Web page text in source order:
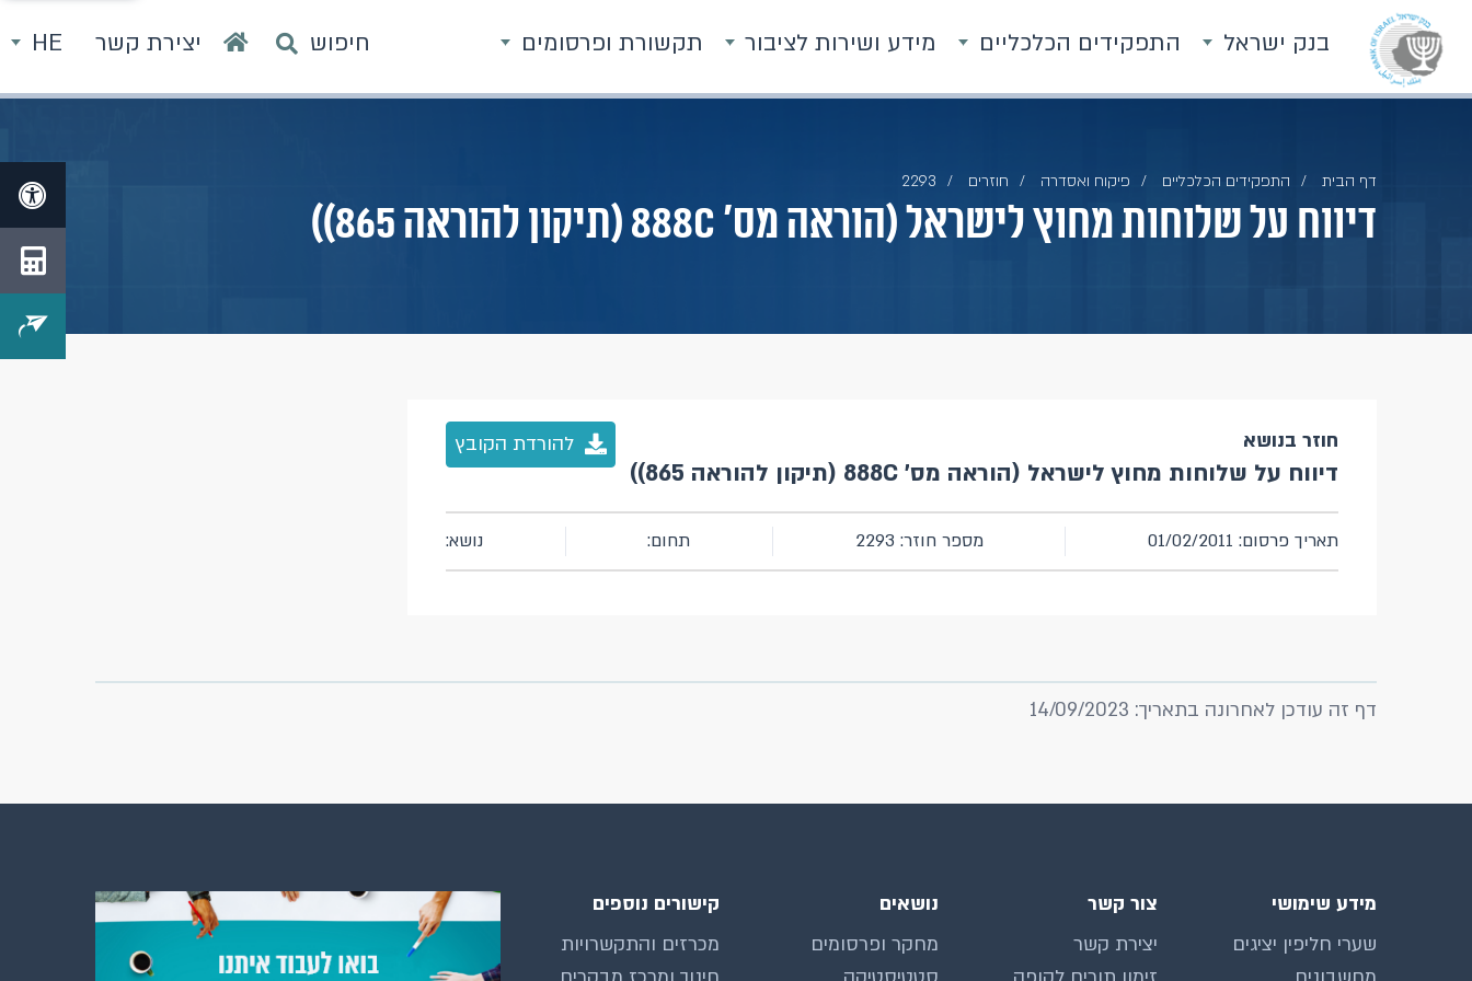
בנק ישראל התפקידים הכלכליים מידע ושירות לציבור תקשורת ופרסומים חיפוש יצירת קשר HE
דף הבית התפקידים הכלכליים פיקוח ואסדרה חוזרים 2293
דיווח על שלוחות מחוץ לישראל (הוראה מס' 888C (תיקון להוראה 865))
חוזר בנושא
דיווח על שלוחות מחוץ לישראל (הוראה מס' 888C (תיקון להוראה 865))
להורדת הקובץ
תאריך פרסום: 01/02/2011 מספר חוזר: 2293 תחום: נושא:
דף זה עודכן לאחרונה בתאריך: 14/09/2023
מידע שימושי
שערי חליפין יציגים
צור קשר
יצירת קשר
נושאים
מחקר ופרסומים
קישורים נוספים
מכרזים והתקשרויות